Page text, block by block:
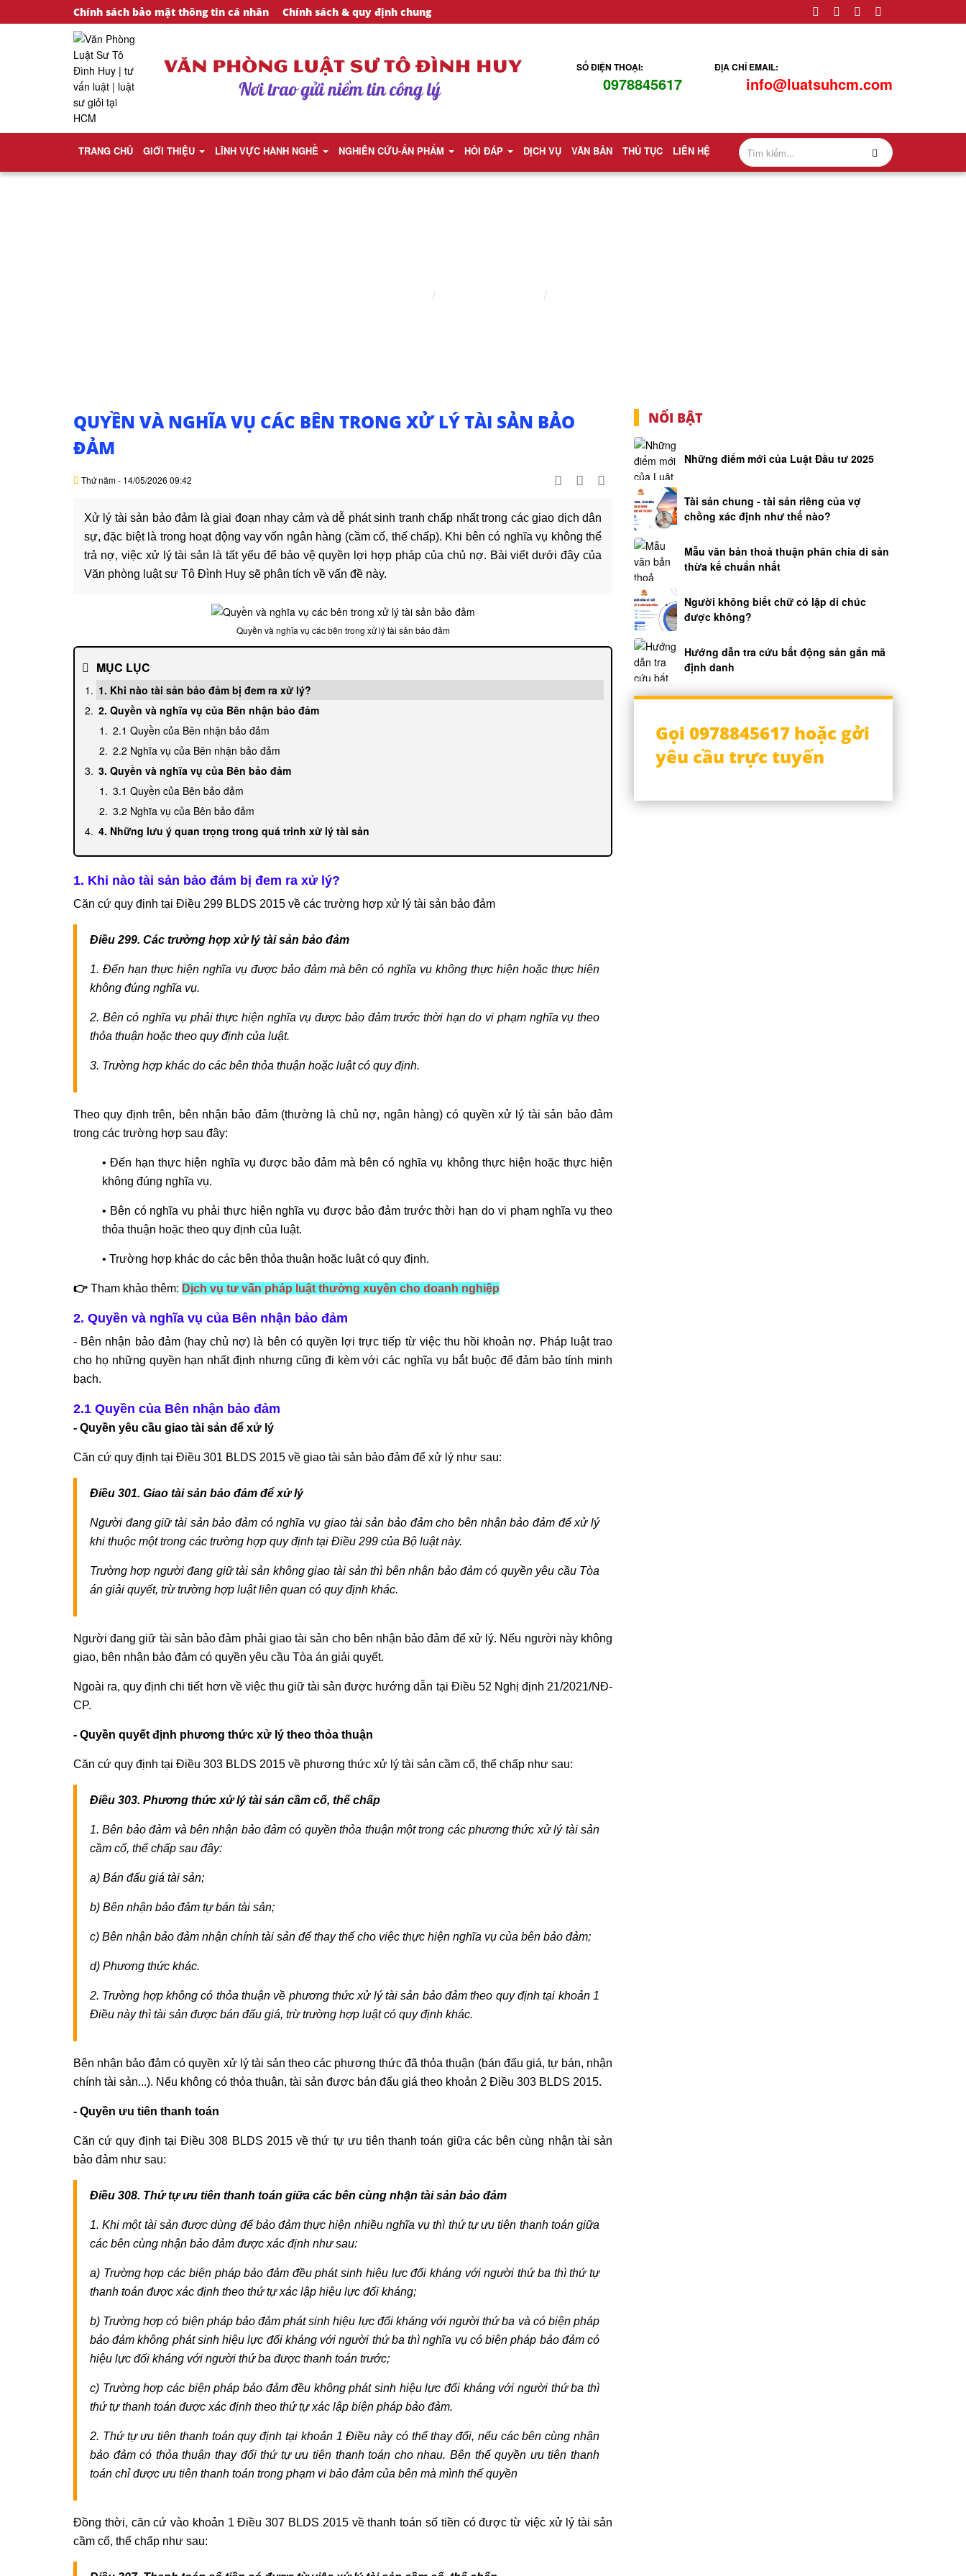
Chính sách bảo mật thông tin cá nhân Chính sách & quy định chung
SỐ ĐIỆN THOẠI:
0978845617
ĐỊA CHỈ EMAIL:
info@luatsuhcm.com
TRANG CHỦ GIỚI THIỆU LĨNH VỰC HÀNH NGHỀ NGHIÊN CỨU-ẤN PHẨM HỎI ĐÁP DỊCH VỤ VĂN BẢN THỦ TỤC LIÊN HỆ
QUYỀN VÀ NGHĨA VỤ CÁC BÊN TRONG XỬ LÝ TÀI SẢN BẢO
ĐẢM
Thứ năm - 14/05/2026 09:42
Xử lý tài sản bảo đảm là giai đoạn nhạy cảm và dễ phát sinh tranh chấp nhất trong các giao dịch dân
sự, đặc biệt là trong hoạt động vay vốn ngân hàng (cầm cố, thế chấp). Khi bên có nghĩa vụ không thể
trả nợ, việc xử lý tài sản là tất yếu để bảo vệ quyền lợi hợp pháp của chủ nợ. Bài viết dưới đây của
Văn phòng luật sư Tô Đình Huy sẽ phân tích về vấn đề này.
Quyền và nghĩa vụ các bên trong xử lý tài sản bảo đảm
MỤC LỤC
1. Khi nào tài sản bảo đảm bị đem ra xử lý?
2. Quyền và nghĩa vụ của Bên nhận bảo đảm
2.1 Quyền của Bên nhận bảo đảm
2.2 Nghĩa vụ của Bên nhận bảo đảm
3. Quyền và nghĩa vụ của Bên bảo đảm
3.1 Quyền của Bên bảo đảm
3.2 Nghĩa vụ của Bên bảo đảm
4. Những lưu ý quan trọng trong quá trinh xử lý tài sản
1. Khi nào tài sản bảo đảm bị đem ra xử lý?
Căn cứ quy định tại Điều 299 BLDS 2015 về các trường hợp xử lý tài sản bảo đảm
Điều 299. Các trường hợp xử lý tài sản bảo đảm
1. Đến hạn thực hiện nghĩa vụ được bảo đảm mà bên có nghĩa vụ không thực hiện hoặc thực hiện
không đúng nghĩa vụ.
2. Bên có nghĩa vụ phải thực hiện nghĩa vụ được bảo đảm trước thời hạn do vi phạm nghĩa vụ theo
thỏa thuận hoặc theo quy định của luật.
3. Trường hợp khác do các bên thỏa thuận hoặc luật có quy định.
Theo quy định trên, bên nhận bảo đảm (thường là chủ nợ, ngân hàng) có quyền xử lý tài sản bảo đảm
trong các trường hợp sau đây:
• Đến hạn thực hiện nghĩa vụ được bảo đảm mà bên có nghĩa vụ không thực hiện hoặc thực hiện
không đúng nghĩa vụ.
• Bên có nghĩa vụ phải thực hiện nghĩa vụ được bảo đảm trước thời hạn do vi phạm nghĩa vụ theo
thỏa thuận hoặc theo quy định của luật.
• Trường hợp khác do các bên thỏa thuận hoặc luật có quy định.
👉 Tham khảo thêm: Dịch vụ tư vấn pháp luật thường xuyên cho doanh nghiệp
2. Quyền và nghĩa vụ của Bên nhận bảo đảm
- Bên nhận bảo đảm (hay chủ nợ) là bên có quyền lợi trực tiếp từ việc thu hồi khoản nợ. Pháp luật trao
cho họ những quyền hạn nhất định nhưng cũng đi kèm với các nghĩa vụ bắt buộc để đảm bảo tính minh
bạch.
2.1 Quyền của Bên nhận bảo đảm
- Quyền yêu cầu giao tài sản để xử lý
Căn cứ quy định tại Điều 301 BLDS 2015 về giao tài sản bảo đảm để xử lý như sau:
Điều 301. Giao tài sản bảo đảm để xử lý
Người đang giữ tài sản bảo đảm có nghĩa vụ giao tài sản bảo đảm cho bên nhận bảo đảm để xử lý
khi thuộc một trong các trường hợp quy định tại Điều 299 của Bộ luật này.
Trường hợp người đang giữ tài sản không giao tài sản thì bên nhận bảo đảm có quyền yêu cầu Tòa
án giải quyết, trừ trường hợp luật liên quan có quy định khác.
Người đang giữ tài sản bảo đảm phải giao tài sản cho bên nhận bảo đảm để xử lý. Nếu người này không
giao, bên nhận bảo đảm có quyền yêu cầu Tòa án giải quyết.
Ngoài ra, quy định chi tiết hơn về việc thu giữ tài sản được hướng dẫn tại Điều 52 Nghị định 21/2021/NĐ-
CP.
- Quyền quyết định phương thức xử lý theo thỏa thuận
Căn cứ quy định tại Điều 303 BLDS 2015 về phương thức xử lý tài sản cầm cố, thế chấp như sau:
Điều 303. Phương thức xử lý tài sản cầm cố, thế chấp
1. Bên bảo đảm và bên nhận bảo đảm có quyền thỏa thuận một trong các phương thức xử lý tài sản
cầm cố, thế chấp sau đây:
a) Bán đấu giá tài sản;
b) Bên nhận bảo đảm tự bán tài sản;
c) Bên nhận bảo đảm nhận chính tài sản để thay thế cho việc thực hiện nghĩa vụ của bên bảo đảm;
d) Phương thức khác.
2. Trường hợp không có thỏa thuận về phương thức xử lý tài sản bảo đảm theo quy định tại khoản 1
Điều này thì tài sản được bán đấu giá, trừ trường hợp luật có quy định khác.
Bên nhận bảo đảm có quyền xử lý tài sản theo các phương thức đã thỏa thuận (bán đấu giá, tự bán, nhận
chính tài sản...). Nếu không có thỏa thuận, tài sản được bán đấu giá theo khoản 2 Điều 303 BLDS 2015.
- Quyền ưu tiên thanh toán
Căn cứ quy định tại Điều 308 BLDS 2015 về thứ tự ưu tiên thanh toán giữa các bên cùng nhận tài sản
bảo đảm như sau:
Điều 308. Thứ tự ưu tiên thanh toán giữa các bên cùng nhận tài sản bảo đảm
1. Khi một tài sản được dùng để bảo đảm thực hiện nhiều nghĩa vụ thì thứ tự ưu tiên thanh toán giữa
các bên cùng nhận bảo đảm được xác định như sau:
a) Trường hợp các biện pháp bảo đảm đều phát sinh hiệu lực đối kháng với người thứ ba thì thứ tự
thanh toán được xác định theo thứ tự xác lập hiệu lực đối kháng;
b) Trường hợp có biện pháp bảo đảm phát sinh hiệu lực đối kháng với người thứ ba và có biện pháp
bảo đảm không phát sinh hiệu lực đối kháng với người thứ ba thì nghĩa vụ có biện pháp bảo đảm có
hiệu lực đối kháng với người thứ ba được thanh toán trước;
c) Trường hợp các biện pháp bảo đảm đều không phát sinh hiệu lực đối kháng với người thứ ba thì
thứ tự thanh toán được xác định theo thứ tự xác lập biện pháp bảo đảm.
2. Thứ tự ưu tiên thanh toán quy định tại khoản 1 Điều này có thể thay đổi, nếu các bên cùng nhận
bảo đảm có thỏa thuận thay đổi thứ tự ưu tiên thanh toán cho nhau. Bên thế quyền ưu tiên thanh
toán chỉ được ưu tiên thanh toán trong phạm vi bảo đảm của bên mà mình thế quyền
Đồng thời, căn cứ vào khoản 1 Điều 307 BLDS 2015 về thanh toán số tiền có được từ việc xử lý tài sản
cầm cố, thế chấp như sau:
NỔI BẬT
Những điểm mới của Luật Đầu tư 2025
Tài sản chung - tài sản riêng của vợ
chồng xác định như thế nào?
Mẫu văn bản thoả thuận phân chia di sản
thừa kế chuẩn nhất
Người không biết chữ có lập di chúc
được không?
Hướng dẫn tra cứu bất động sản gắn mã
định danh
Gọi 0978845617 hoặc gởi
yêu cầu trực tuyến